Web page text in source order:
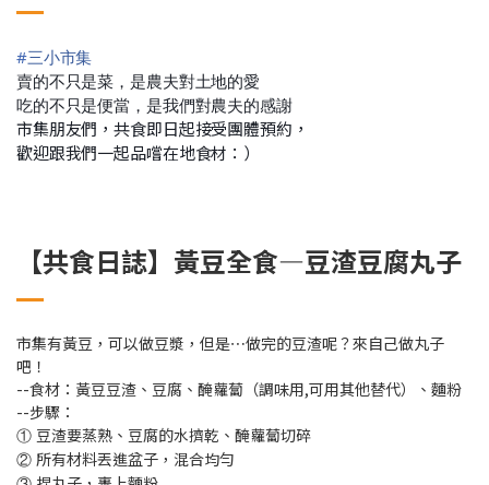
#三小市集
賣的不只是菜，是農夫對土地的愛
吃的不只是便當，是我們對農夫的感謝
市集朋友們，共食即日起接受團體預約，
歡迎跟我們一起品嚐在地食材：）
【共食日誌】黃豆全食—豆渣豆腐丸子
市集有黃豆，可以做豆漿，但是⋯做完的豆渣呢？來自己做丸子
吧！
--食材：黃豆豆渣、豆腐、醃蘿蔔（調味用,可用其他替代）、麵粉
--步驟：
① 豆渣要蒸熟、豆腐的水擠乾、醃蘿蔔切碎
② 所有材料丟進盆子，混合均勻